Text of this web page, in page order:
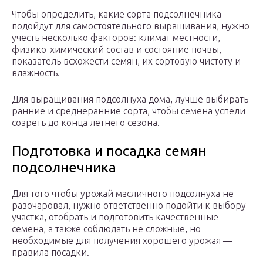
Чтобы определить, какие сорта подсолнечника
подойдут для самостоятельного выращивания, нужно
учесть несколько факторов: климат местности,
физико-химический состав и состояние почвы,
показатель всхожести семян, их сортовую чистоту и
влажность.
Для выращивания подсолнуха дома, лучше выбирать
ранние и среднеранние сорта, чтобы семена успели
созреть до конца летнего сезона.
Подготовка и посадка семян
подсолнечника
Для того чтобы урожай масличного подсолнуха не
разочаровал, нужно ответственно подойти к выбору
участка, отобрать и подготовить качественные
семена, а также соблюдать не сложные, но
необходимые для получения хорошего урожая —
правила посадки.